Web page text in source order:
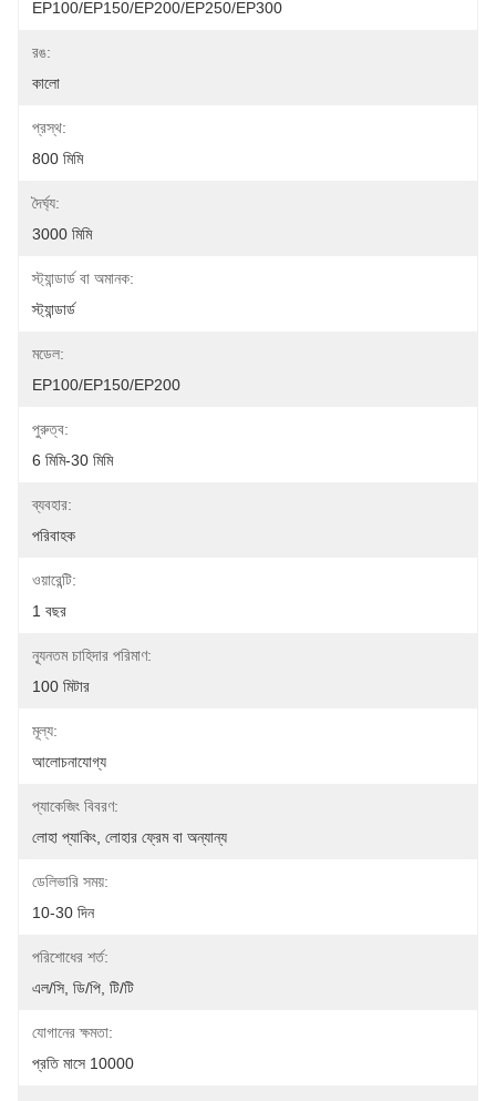
EP100/EP150/EP200/EP250/EP300
রঙ:
কালো
প্রস্থ:
800 মিমি
দৈর্ঘ্য:
3000 মিমি
স্ট্যান্ডার্ড বা অমানক:
স্ট্যান্ডার্ড
মডেল:
EP100/EP150/EP200
পুরুত্ব:
6 মিমি-30 মিমি
ব্যবহার:
পরিবাহক
ওয়ারেন্টি:
1 বছর
ন্যূনতম চাহিদার পরিমাণ:
100 মিটার
মূল্য:
আলোচনাযোগ্য
প্যাকেজিং বিবরণ:
লোহা প্যাকিং, লোহার ফ্রেম বা অন্যান্য
ডেলিভারি সময়:
10-30 দিন
পরিশোধের শর্ত:
এল/সি, ডি/পি, টি/টি
যোগানের ক্ষমতা:
প্রতি মাসে 10000